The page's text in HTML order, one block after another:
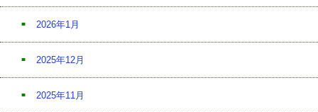
2026年1月
2025年12月
2025年11月